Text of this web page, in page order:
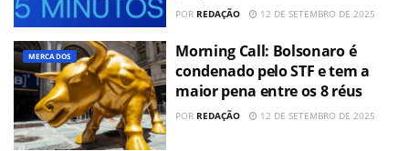
POR REDAÇÃO 12 DE SETEMBRO DE 2025
MERCADOS
Morning Call: Bolsonaro é
condenado pelo STF e tem a
maior pena entre os 8 réus
POR REDAÇÃO 12 DE SETEMBRO DE 2025